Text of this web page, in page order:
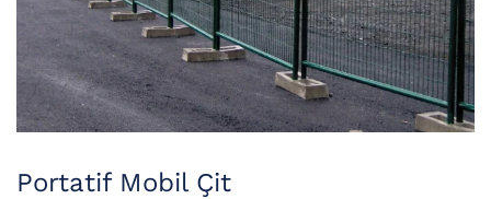
Portatif Mobil Çit